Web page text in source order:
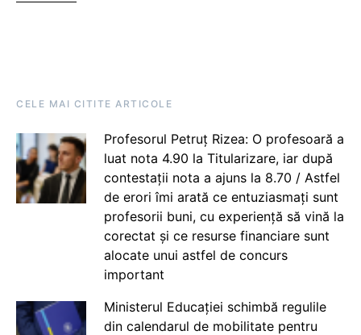
CELE MAI CITITE ARTICOLE
Profesorul Petruț Rizea: O profesoară a
luat nota 4.90 la Titularizare, iar după
contestații nota a ajuns la 8.70 / Astfel
de erori îmi arată ce entuziasmați sunt
profesorii buni, cu experiență să vină la
corectat și ce resurse financiare sunt
alocate unui astfel de concurs
important
Ministerul Educației schimbă regulile
din calendarul de mobilitate pentru